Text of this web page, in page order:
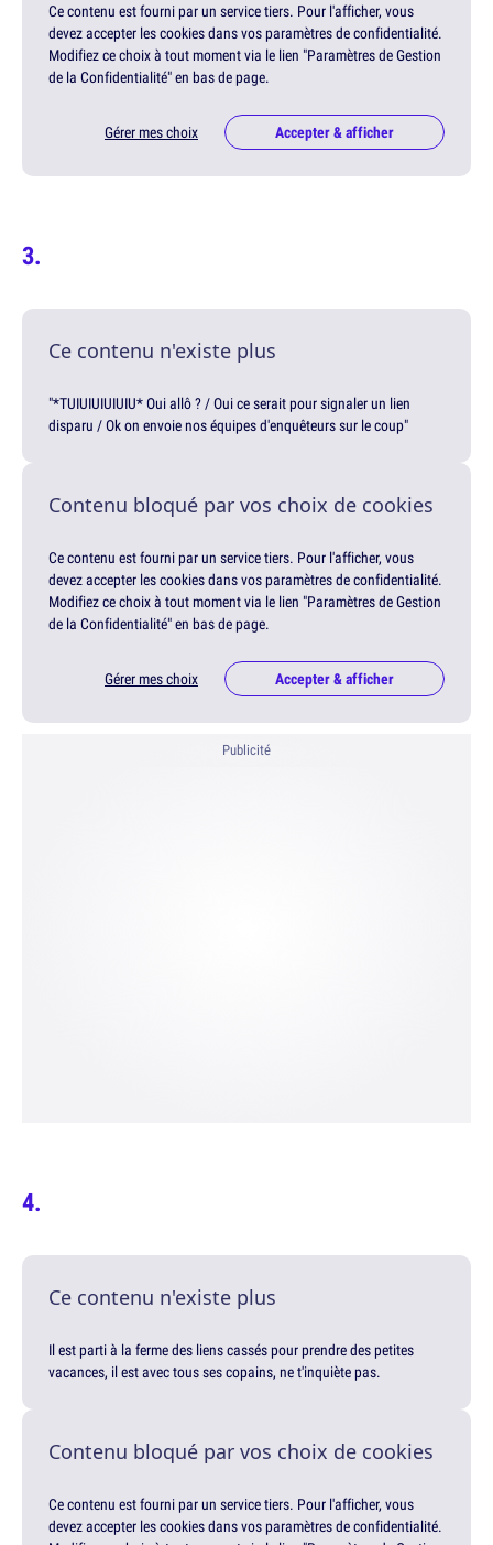
Ce contenu est fourni par un service tiers. Pour l'afficher, vous
devez accepter les cookies dans vos paramètres de confidentialité.
Modifiez ce choix à tout moment via le lien "Paramètres de Gestion
de la Confidentialité" en bas de page.
Gérer mes choix Accepter & afficher
Ce contenu n'existe plus
"*TUIUIUIUIUIU* Oui allô ? / Oui ce serait pour signaler un lien
disparu / Ok on envoie nos équipes d'enquêteurs sur le coup"
Contenu bloqué par vos choix de cookies
Ce contenu est fourni par un service tiers. Pour l'afficher, vous
devez accepter les cookies dans vos paramètres de confidentialité.
Modifiez ce choix à tout moment via le lien "Paramètres de Gestion
de la Confidentialité" en bas de page.
Gérer mes choix Accepter & afficher
Publicité
Ce contenu n'existe plus
Il est parti à la ferme des liens cassés pour prendre des petites
vacances, il est avec tous ses copains, ne t'inquiète pas.
Contenu bloqué par vos choix de cookies
Ce contenu est fourni par un service tiers. Pour l'afficher, vous
devez accepter les cookies dans vos paramètres de confidentialité.